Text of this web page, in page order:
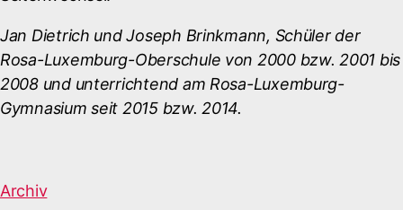
Jan Dietrich und Joseph Brinkmann, Schüler der
Rosa-Luxemburg-Oberschule von 2000 bzw. 2001 bis
2008 und unterrichtend am Rosa-Luxemburg-
Gymnasium seit 2015 bzw. 2014.
Archiv